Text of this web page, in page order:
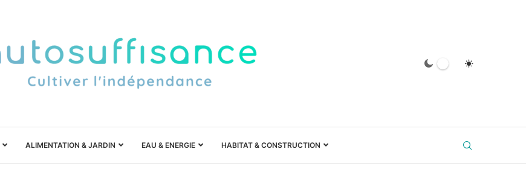
ALIMENTATION & JARDIN EAU & ENERGIE HABITAT & CONSTRUCTION